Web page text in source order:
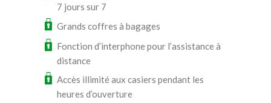
7 jours sur 7
Grands coffres à bagages
Fonction d’interphone pour l’assistance à
distance
Accès illimité aux casiers pendant les
heures d’ouverture